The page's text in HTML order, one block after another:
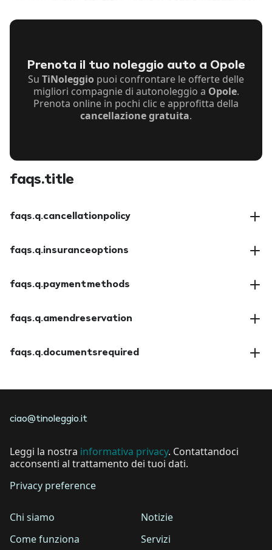
Prenota il tuo noleggio auto a Opole
Su TiNoleggio puoi confrontare le offerte delle
migliori compagnie di autonoleggio a Opole.
Prenota online in pochi clic e approfitta della
cancellazione gratuita.
faqs.title
faqs.q.cancellationpolicy
faqs.q.insuranceoptions
faqs.q.paymentmethods
faqs.q.amendreservation
faqs.q.documentsrequired
ciao@tinoleggio.it
Leggi la nostra informativa privacy. Contattandoci
acconsenti al trattamento dei tuoi dati.
Privacy preference
Chi siamo
Come funziona
Notizie
Servizi